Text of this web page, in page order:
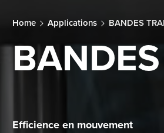
Home Applications BANDES
Efficience en mouvement